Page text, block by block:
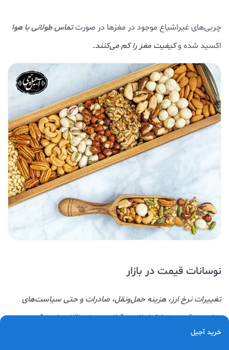
چربی‌های غیراشباع موجود در مغزها در صورتتماس طولانی با هوا
اکسید شده وکیفیت مغز را کم می‌کنند.
نوسانات قیمت در بازار
تغییرات نرخ ارز، هزینه حمل‌ونقل، صادرات و حتی سیاست‌های
تجاریبر قیمت خشکبار اثر می‌گذارند. برخی اقلام وابستگی
بیشتری به بازار جهانی دارند و نوسان آن‌ها شدیدتر است.
خرید آجیل